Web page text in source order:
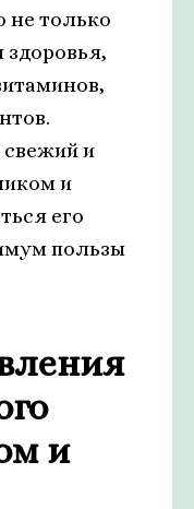
не только
здоровья,
свежий и
и
его
пользы
и